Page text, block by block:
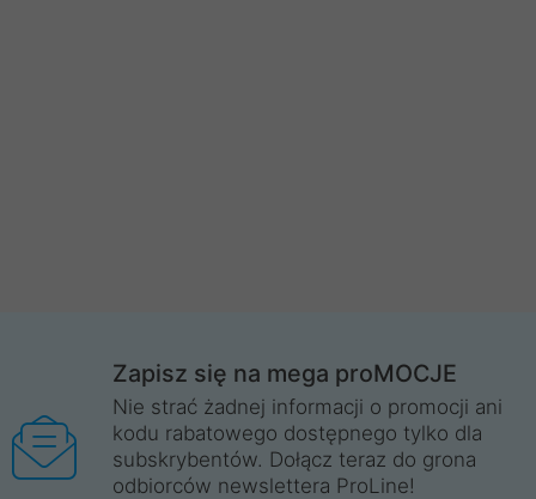
Zapisz się na mega proMOCJE
Nie strać żadnej informacji o promocji ani
kodu rabatowego dostępnego tylko dla
subskrybentów. Dołącz teraz do grona
odbiorców newslettera ProLine!